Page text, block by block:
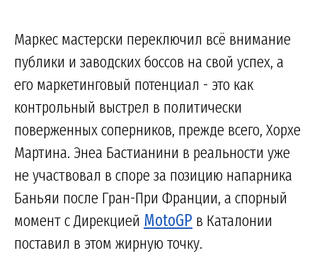
Маркес мастерски переключил всё внимание
публики и заводских боссов на свой успех, а
его маркетинговый потенциал - это как
контрольный выстрел в политически
поверженных соперников, прежде всего, Хорхе
Мартина. Энеа Бастианини в реальности уже
не участвовал в споре за позицию напарника
Баньяи после Гран-При Франции, а спорный
момент с Дирекцией MotoGP в Каталонии
поставил в этом жирную точку.